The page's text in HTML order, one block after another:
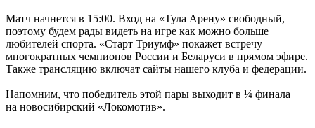
Матч начнется в 15:00. Вход на «Тула Арену» свободный,
поэтому будем рады видеть на игре как можно больше
любителей спорта. «Старт Триумф» покажет встречу
многократных чемпионов России и Беларуси в прямом эфире.
Также трансляцию включат сайты нашего клуба и федерации.
Напомним, что победитель этой пары выходит в ¼ финала
на новосибирский «Локомотив».